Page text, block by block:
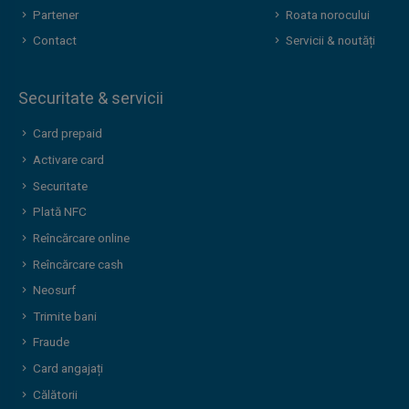
Partener
Contact
Roata norocului
Servicii & noutăți
Securitate & servicii
Card prepaid
Activare card
Securitate
Plată NFC
Reîncărcare online
Reîncărcare cash
Neosurf
Trimite bani
Fraude
Card angajați
Călătorii